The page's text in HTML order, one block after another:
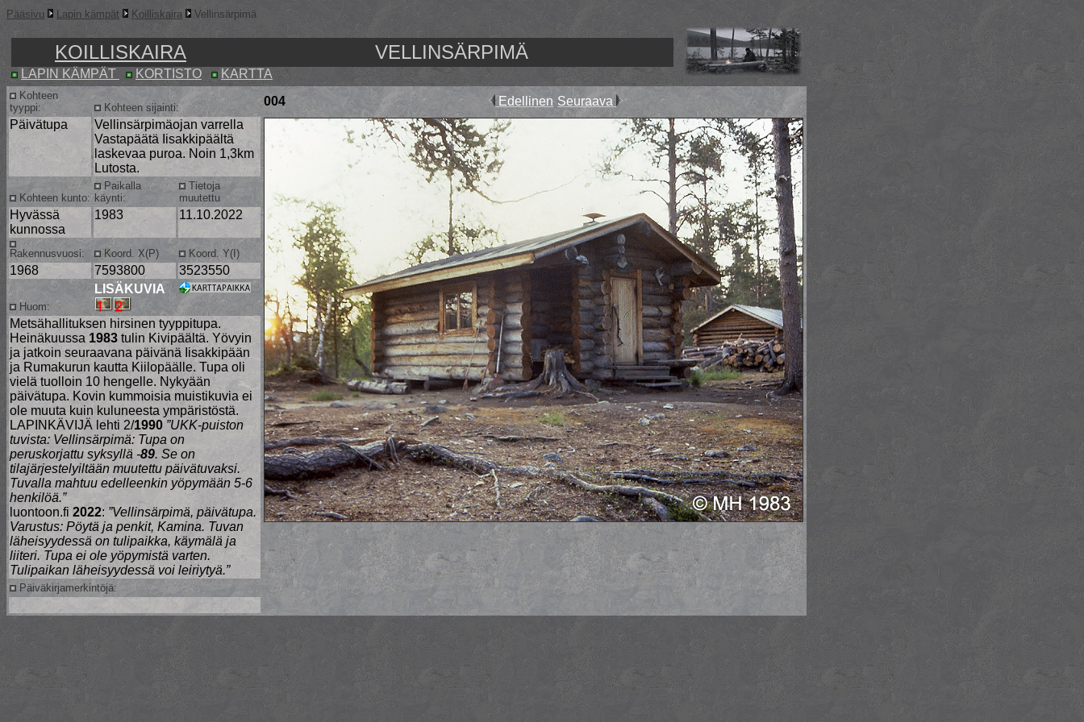
Pääsivu Lapin kämpät Koilliskaira Vellinsärpimä
KOILLISKAIRA VELLINSÄRPIMÄ
LAPIN KÄMPÄT KORTISTO KARTTA
Kohteen
tyyppi:
Kohteen sijainti: 004 Edellinen Seuraava
Päivätupa
Vellinsärpimäojan varrella
Vastapäätä Iisakkipäältä
laskevaa puroa. Noin 1,3km
Lutosta.
Kohteen kunto:
Paikalla
käynti:
Tietoja
muutettu
Hyvässä
kunnossa
1983 11.10.2022
Rakennusvuosi: Koord. X(P) Koord. Y(I)
1968 7593800 3523550
Huom:
LISÄKUVIA
Metsähallituksen hirsinen tyyppitupa.
Heinäkuussa 1983 tulin Kivipäältä. Yövyin
ja jatkoin seuraavana päivänä Iisakkipään
ja Rumakurun kautta Kiilopäälle. Tupa oli
vielä tuolloin 10 hengelle. Nykyään
päivätupa. Kovin kummoisia muistikuvia ei
ole muuta kuin kuluneesta ympäristöstä.
LAPINKÄVIJÄ lehti 2/1990 ”UKK-puiston
tuvista: Vellinsärpimä: Tupa on
peruskorjattu syksyllä -89. Se on
tilajärjestelyiltään muutettu päivätuvaksi.
Tuvalla mahtuu edelleenkin yöpymään 5-6
henkilöä.”
luontoon.fi 2022:”Vellinsärpimä, päivätupa.
Varustus: Pöytä ja penkit, Kamina. Tuvan
läheisyydessä on tulipaikka, käymälä ja
liiteri. Tupa ei ole yöpymistä varten.
Tulipaikan läheisyydessä voi leiriytyä.”
Päiväkirjamerkintöjä: